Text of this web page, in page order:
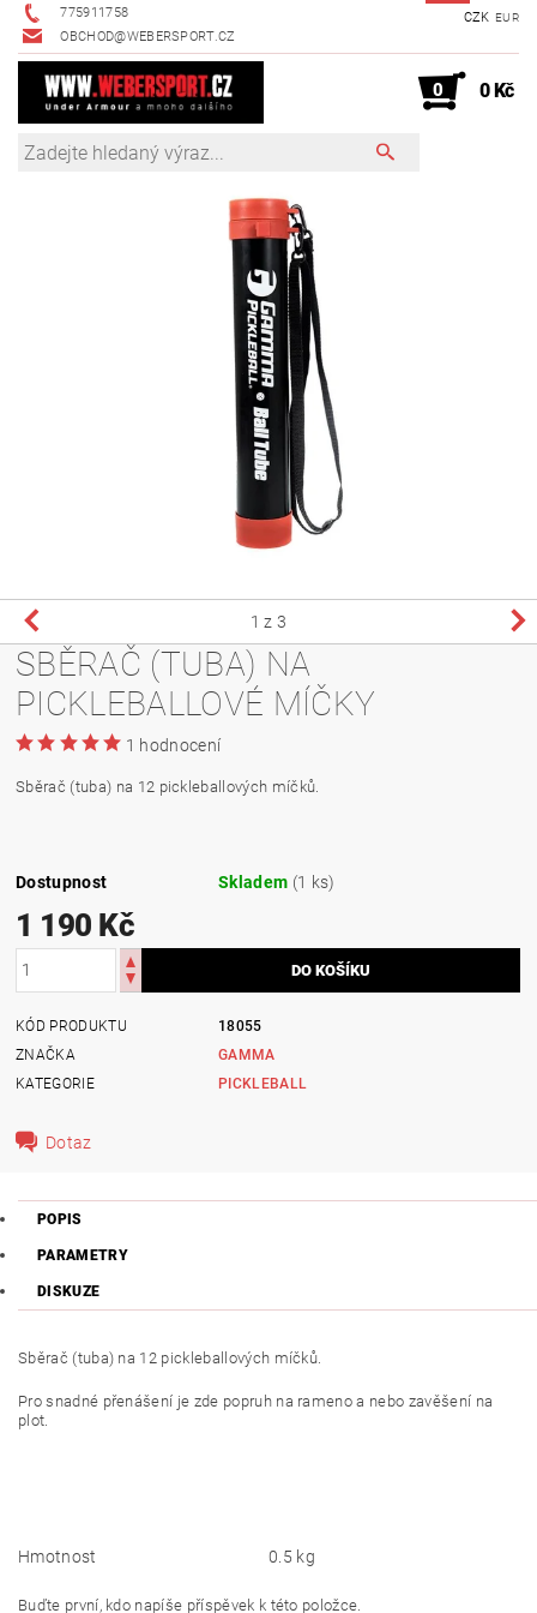
775911758
OBCHOD@WEBERSPORT.CZ
CZK EUR
0 0 Kč
1 z 3
SBĚRAČ (TUBA) NA
PICKLEBALLOVÉ MÍČKY
1 hodnocení
Sběrač (tuba) na 12 pickleballových míčků.
Dostupnost Skladem (1 ks)
1 190 Kč
KÓD PRODUKTU
18055
ZNAČKA
GAMMA
KATEGORIE
PICKLEBALL
Dotaz
POPIS
PARAMETRY
DISKUZE
Sběrač (tuba) na 12 pickleballových míčků.
Pro snadné přenášení je zde popruh na rameno a nebo zavěšení na
plot.
Hmotnost 0.5 kg
Buďte první, kdo napíše příspěvek k této položce.